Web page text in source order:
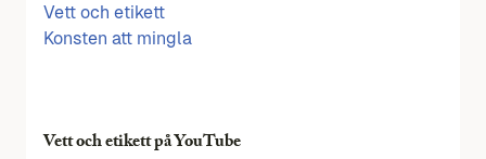
Vett och etikett
Konsten att mingla
Vett och etikett på YouTube